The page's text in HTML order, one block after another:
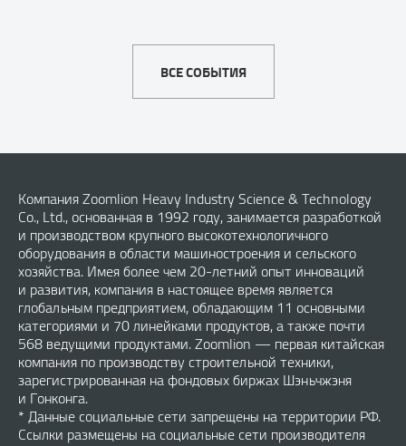
ВСЕ СОБЫТИЯ
Компания Zoomlion Heavy Industry Science & Technology
Co., Ltd., основанная в 1992 году, занимается разработкой
и производством крупного высокотехнологичного
оборудования в области машиностроения и сельского
хозяйства. Имея более чем 20-летний опыт инноваций
и развития, компания в настоящее время является
глобальным предприятием, обладающим 11 основными
категориями и 70 линейками продуктов, а также почти
568 ведущими продуктами. Zoomlion — первая китайская
компания по производству строительной техники,
зарегистрированная на фондовых биржах Шэньчжэня
и Гонконга.
* Данные социальные сети запрещены на территории РФ.
Ссылки размещены на социальные сети производителя